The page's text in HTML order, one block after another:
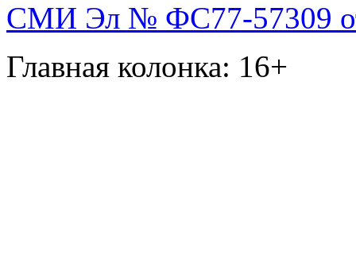
СМИ Эл № ФС77-57309
Главная колонка: 16+